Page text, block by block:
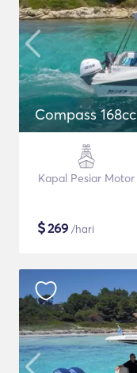
Compass 168cc
Kapal Pesiar Motor
$269 /hari